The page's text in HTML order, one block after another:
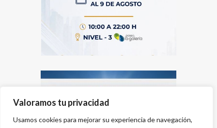
Valoramos tu privacidad
Usamos cookies para mejorar su experiencia de navegación,